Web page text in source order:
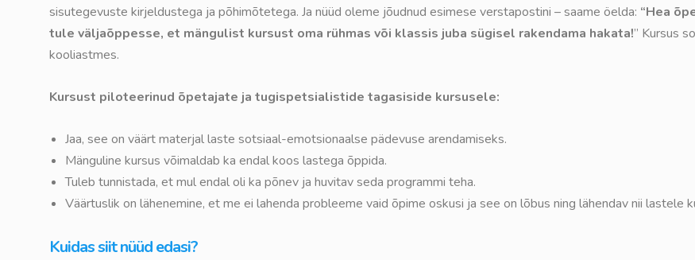
sisutegevuste kirjeldustega ja põhimõtetega. Ja nüüd oleme jõudnud esimese verstapostini – saame öelda: “Hea
tule väljaõppesse, et mängulist kursust oma rühmas või klassis juba sügisel rakendama hakata!” Kursus
kooliastmes.
Kursust piloteerinud õpetajate ja tugispetsialistide tagasiside kursusele:
Jaa, see on väärt materjal laste sotsiaal-emotsionaalse pädevuse arendamiseks.
Mänguline kursus võimaldab ka endal koos lastega õppida.
Tuleb tunnistada, et mul endal oli ka põnev ja huvitav seda programmi teha.
Väärtuslik on lähenemine, et me ei lahenda probleeme vaid õpime oskusi ja see on lõbus ning lähendav nii lastele
Kuidas siit nüüd edasi?